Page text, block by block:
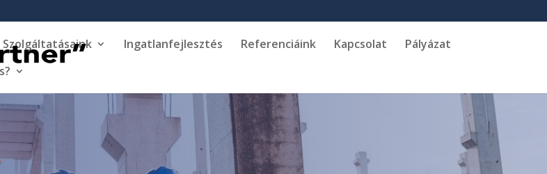
Szolgáltatásaink Ingatlanfejlesztés Referenciáink Kapcsolat
Pályázat